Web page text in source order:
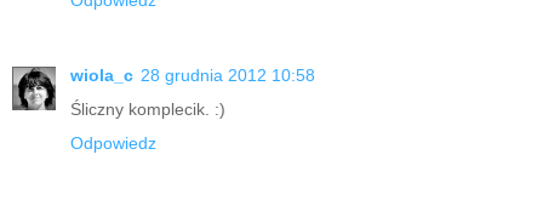
wiola_c 28 grudnia 2012 10:58
Śliczny komplecik. :)
Odpowiedz